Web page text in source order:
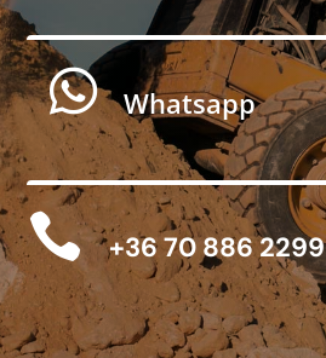
 Whatsapp
 +36 70 886 2299